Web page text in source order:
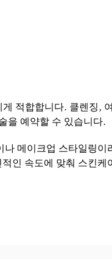
적합합니다. 클렌징,
을 예약할 수 있습니다.
메이크업 스타일링
인 속도에 맞춰 스킨